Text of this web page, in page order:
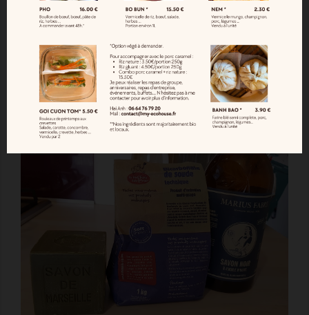
Fabrication TAWASHI
Tutoriels  0 Commentaires
Vues (13625)
Retrouver mon petit tutoriel en vidéo afin de
fabriquer un TAWASHI.
En savoir plus